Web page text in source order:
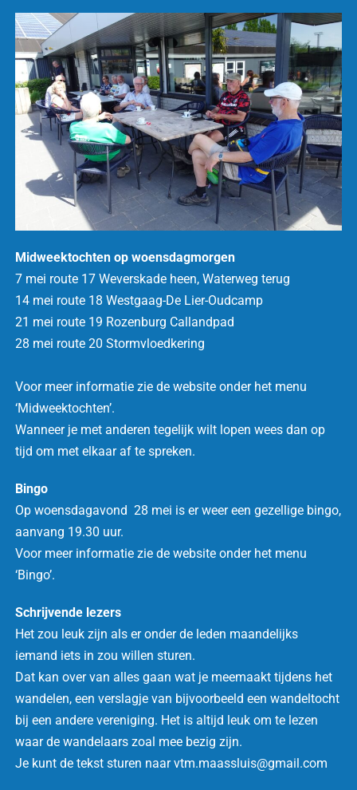
Midweektochten op woensdagmorgen
7 mei route 17 Weverskade heen, Waterweg terug
14 mei route 18 Westgaag-De Lier-Oudcamp
21 mei route 19 Rozenburg Callandpad
28 mei route 20 Stormvloedkering
Voor meer informatie zie de website onder het menu
‘Midweektochten’.
Wanneer je met anderen tegelijk wilt lopen wees dan op
tijd om met elkaar af te spreken.
Bingo
Op woensdagavond 28 mei is er weer een gezellige bingo,
aanvang 19.30 uur.
Voor meer informatie zie de website onder het menu
‘Bingo’.
Schrijvende lezers
Het zou leuk zijn als er onder de leden maandelijks
iemand iets in zou willen sturen.
Dat kan over van alles gaan wat je meemaakt tijdens het
wandelen, een verslagje van bijvoorbeeld een wandeltocht
bij een andere vereniging. Het is altijd leuk om te lezen
waar de wandelaars zoal mee bezig zijn.
Je kunt de tekst sturen naar vtm.maassluis@gmail.com